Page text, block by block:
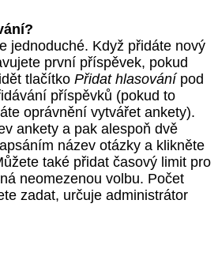
jednoduché. Když přidáte nový
první příspěvek, pokud
tlačítko Přidat hlasovánípod
příspěvků (pokud to
oprávnění vytvářet ankety).
ankety a pak alespoň dvě
název otázky a klikněte
také přidat časový limit pro
neomezenou volbu. Počet
zadat, určuje administrátor